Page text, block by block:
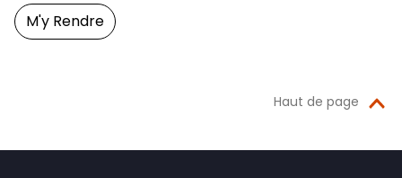
M'y RendrePrendre Un Rendez-Vous
Haut de page